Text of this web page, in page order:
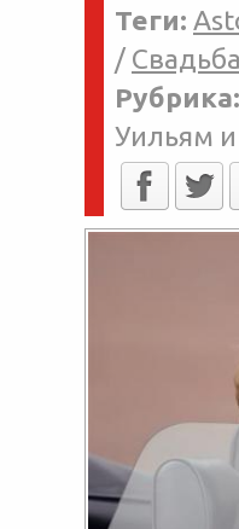
Теги:
/ Свадьба
Рубрика:
Уильям